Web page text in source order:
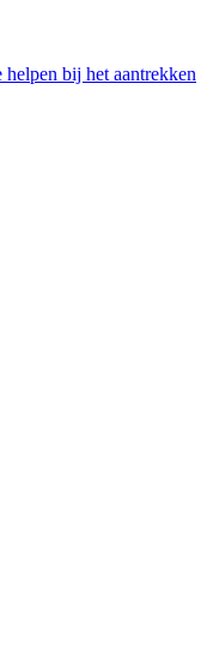
bij het aantrekken